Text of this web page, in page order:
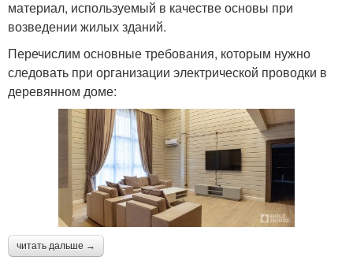
материал, используемый в качестве основы при
возведении жилых зданий.
Перечислим основные требования, которым нужно
следовать при организации электрической проводки в
деревянном доме:
читать дальше →